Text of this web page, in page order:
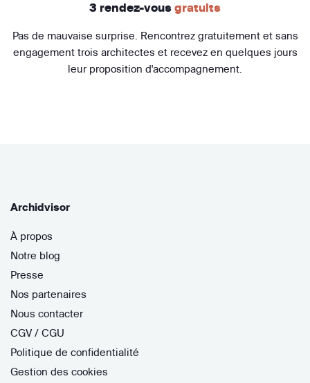
3 rendez-vous gratuits
Pas de mauvaise surprise. Rencontrez gratuitement et sans
engagement trois architectes et recevez en quelques jours
leur proposition d'accompagnement.
Archidvisor
À propos
Notre blog
Presse
Nos partenaires
Nous contacter
CGV / CGU
Politique de confidentialité
Gestion des cookies